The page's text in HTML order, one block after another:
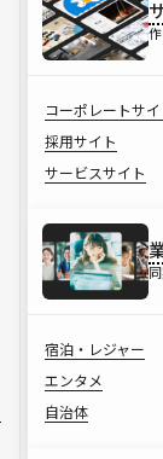
作
コーポレートサイ
採用サイト
サービスサイト
宿泊・レジャー
エンタメ
自治体